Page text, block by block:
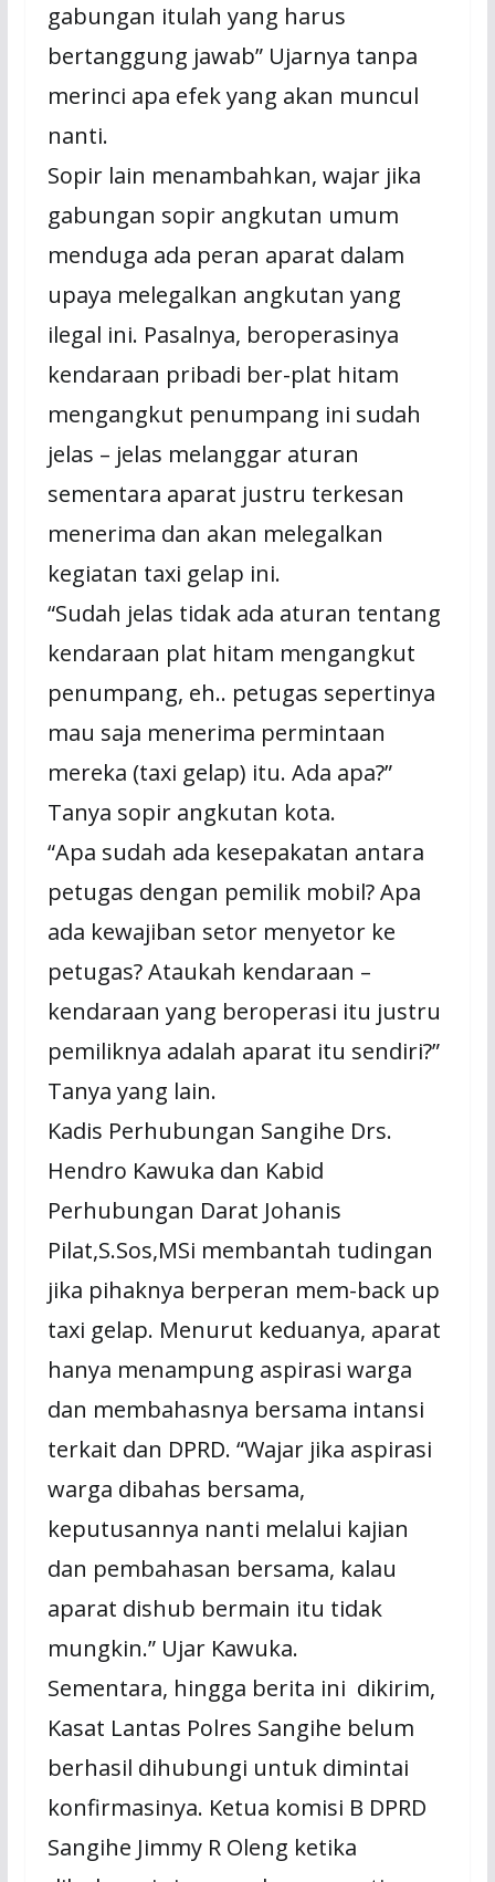
gabungan itulah yang harus
bertanggung jawab” Ujarnya tanpa
merinci apa efek yang akan muncul
nanti.
Sopir lain menambahkan, wajar jika
gabungan sopir angkutan umum
menduga ada peran aparat dalam
upaya melegalkan angkutan yang
ilegal ini. Pasalnya, beroperasinya
kendaraan pribadi ber-plat hitam
mengangkut penumpang ini sudah
jelas – jelas melanggar aturan
sementara aparat justru terkesan
menerima dan akan melegalkan
kegiatan taxi gelap ini.
“Sudah jelas tidak ada aturan tentang
kendaraan plat hitam mengangkut
penumpang, eh.. petugas sepertinya
mau saja menerima permintaan
mereka (taxi gelap) itu. Ada apa?”
Tanya sopir angkutan kota.
“Apa sudah ada kesepakatan antara
petugas dengan pemilik mobil? Apa
ada kewajiban setor menyetor ke
petugas? Ataukah kendaraan –
kendaraan yang beroperasi itu justru
pemiliknya adalah aparat itu sendiri?”
Tanya yang lain.
Kadis Perhubungan Sangihe Drs.
Hendro Kawuka dan Kabid
Perhubungan Darat Johanis
Pilat,S.Sos,MSi membantah tudingan
jika pihaknya berperan mem-back up
taxi gelap. Menurut keduanya, aparat
hanya menampung aspirasi warga
dan membahasnya bersama intansi
terkait dan DPRD. “Wajar jika aspirasi
warga dibahas bersama,
keputusannya nanti melalui kajian
dan pembahasan bersama, kalau
aparat dishub bermain itu tidak
mungkin.” Ujar Kawuka.
Sementara, hingga berita ini dikirim,
Kasat Lantas Polres Sangihe belum
berhasil dihubungi untuk dimintai
konfirmasinya. Ketua komisi B DPRD
Sangihe Jimmy R Oleng ketika